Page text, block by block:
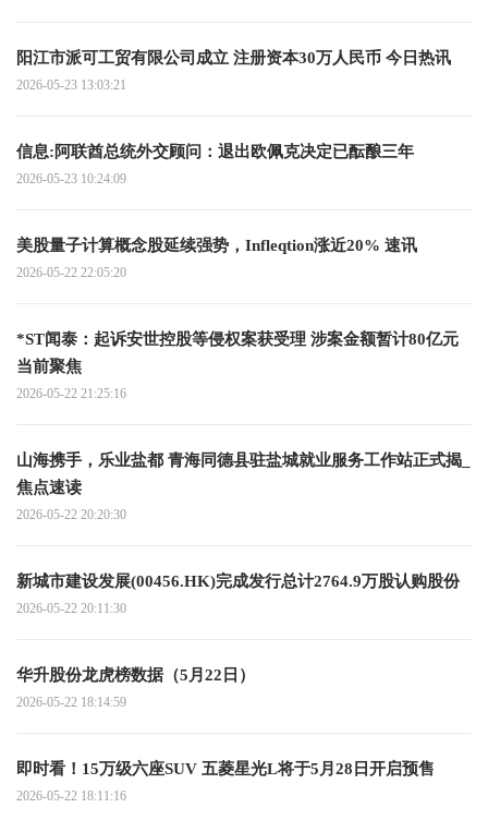
阳江市派可工贸有限公司成立 注册资本30万人民币 今日热讯
2026-05-23 13:03:21
信息:阿联酋总统外交顾问：退出欧佩克决定已酝酿三年
2026-05-23 10:24:09
美股量子计算概念股延续强势，Infleqtion涨近20% 速讯
2026-05-22 22:05:20
*ST闻泰：起诉安世控股等侵权案获受理 涉案金额暂计80亿元
当前聚焦
2026-05-22 21:25:16
山海携手，乐业盐都 青海同德县驻盐城就业服务工作站正式揭_
焦点速读
2026-05-22 20:20:30
新城市建设发展(00456.HK)完成发行总计2764.9万股认购股份
2026-05-22 20:11:30
华升股份龙虎榜数据（5月22日）
2026-05-22 18:14:59
即时看！15万级六座SUV 五菱星光L将于5月28日开启预售
2026-05-22 18:11:16